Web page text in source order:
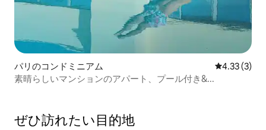
パリのコンドミニアム レビュー3
4.33 (3)
素晴らしいマンションのアパート、プール付き&...
ぜひ訪⁠れ⁠た⁠い目⁠的⁠地